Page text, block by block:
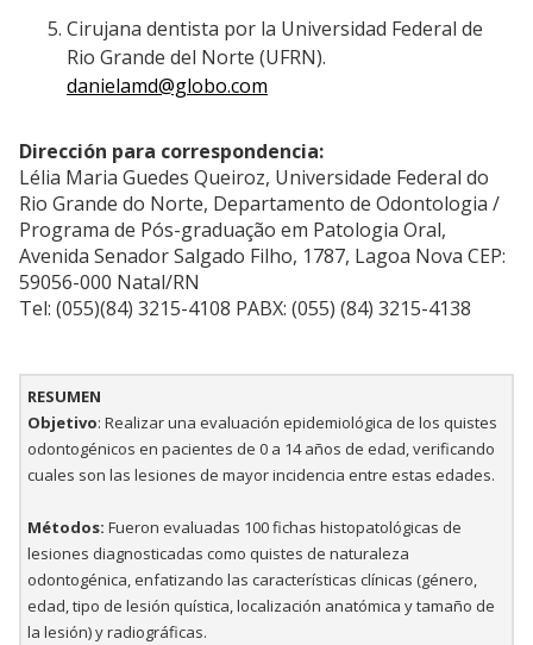
Cirujana dentista por la Universidad Federal de
Rio Grande del Norte (UFRN).
danielamd@globo.com
Dirección para correspondencia:
Lélia Maria Guedes Queiroz, Universidade Federal do
Rio Grande do Norte, Departamento de Odontologia /
Programa de Pós-graduação em Patologia Oral,
Avenida Senador Salgado Filho, 1787, Lagoa Nova CEP:
59056-000 Natal/RN
Tel: (055)(84) 3215-4108 PABX: (055) (84) 3215-4138
RESUMEN
Objetivo: Realizar una evaluación epidemiológica de los quistes
odontogénicos en pacientes de 0 a 14 años de edad, verificando
cuales son las lesiones de mayor incidencia entre estas edades.
Métodos: Fueron evaluadas 100 fichas histopatológicas de
lesiones diagnosticadas como quistes de naturaleza
odontogénica, enfatizando las características clínicas (género,
edad, tipo de lesión quística, localización anatómica y tamaño de
la lesión) y radiográficas.